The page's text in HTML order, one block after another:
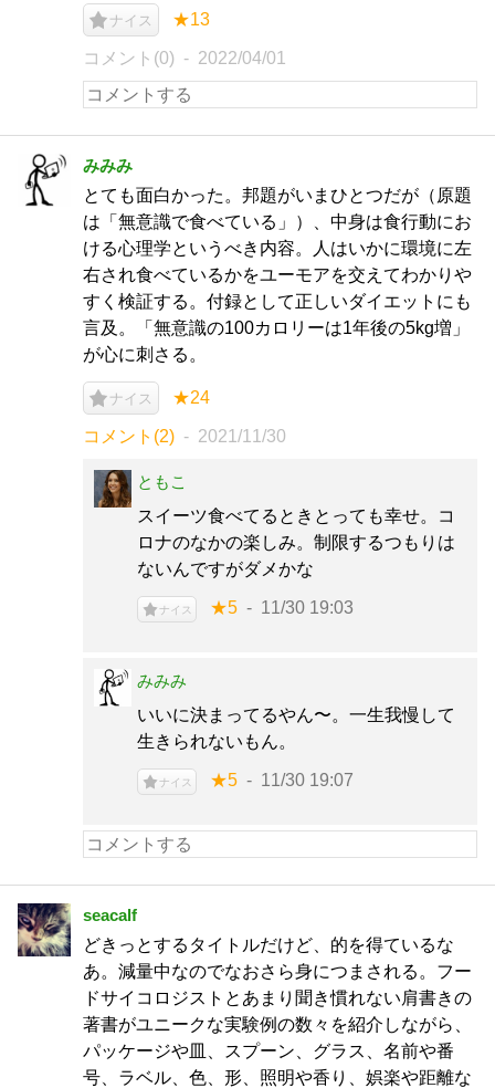
ナイス ★13
コメント(0) 2022/04/01
みみみ
とても面白かった。邦題がいまひとつだが（原題
は「無意識で食べている」）、中身は食行動にお
ける心理学というべき内容。人はいかに環境に左
右され食べているかをユーモアを交えてわかりや
すく検証する。付録として正しいダイエットにも
言及。「無意識の100カロリーは1年後の5kg増」
が心に刺さる。
ナイス ★24
コメント(2) 2021/11/30
ともこ
スイーツ食べてるときとっても幸せ。コ
ロナのなかの楽しみ。制限するつもりは
ないんですがダメかな
ナイス ★5 11/30 19:03
みみみ
いいに決まってるやん〜。一生我慢して
生きられないもん。
ナイス ★5 11/30 19:07
seacalf
どきっとするタイトルだけど、的を得ているな
あ。減量中なのでなおさら身につまされる。フー
ドサイコロジストとあまり聞き慣れない肩書きの
著書がユニークな実験例の数々を紹介しながら、
パッケージや皿、スプーン、グラス、名前や番
号、ラベル、色、形、照明や香り、娯楽や距離な